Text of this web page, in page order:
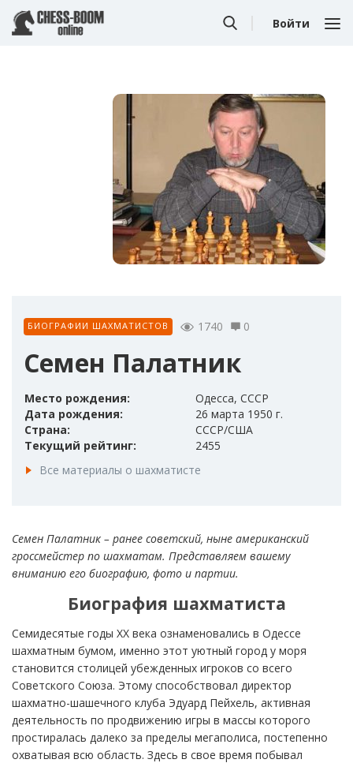
Войти
БИОГРАФИИ ШАХМАТИСТОВ 1740 0
Семен Палатник
Место рождения:
Одесса, СССР
Дата рождения:
26 марта 1950 г.
Страна:
СССР/США
Текущий рейтинг:
2455
Все материалы о шахматисте
Семен Палатник – ранее советский, ныне американский
гроссмейстер по шахматам. Представляем вашему
вниманию его биографию, фото и партии.
Биография шахматиста
Семидесятые годы XX века ознаменовались в Одессе
шахматным бумом, именно этот уютный город у моря
становится столицей убежденных игроков со всего
Советского Союза. Этому способствовал директор
шахматно-шашечного клуба Эдуард Пейхель, активная
деятельность по продвижению игры в массы которого
простиралась далеко за пределы мегаполиса, постепенно
охватывая всю область. Здесь в свое время побывал